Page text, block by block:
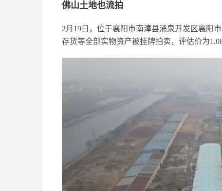
佛山土地也流拍
2月19日，位于襄阳市南漳县涌泉开发区襄阳
存货等全部实物资产被挂牌拍卖，评估价为